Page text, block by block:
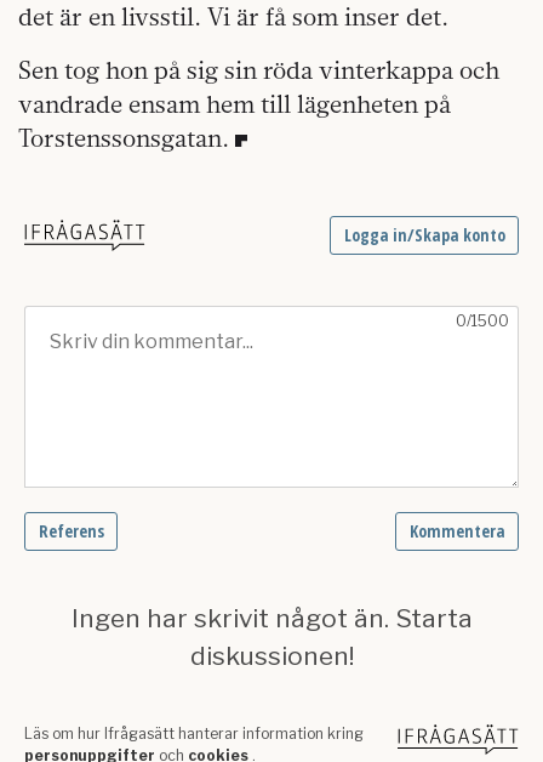
det är en livsstil. Vi är få som inser det.
Sen tog hon på sig sin röda vinterkappa och
vandrade ensam hem till lägenheten på
Torstenssonsgatan.